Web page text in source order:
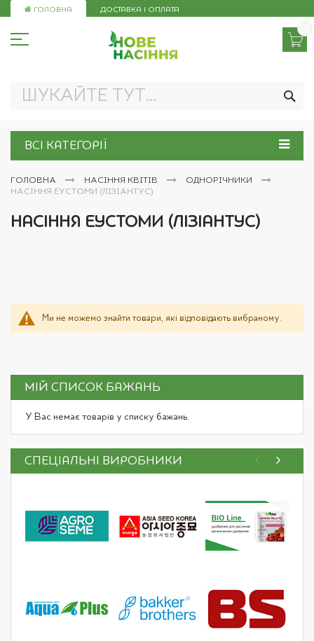
Skip
ГОЛОВНА ДОСТАВКА І ОПЛАТА
ВСІ КАТЕГОРІЇ
ГОЛОВНА НАСІННЯ КВІТІВ
ОДНОРІЧНИКИ
НАСІННЯ ЕУСТОМИ (ЛІЗІАНТУС)
НАСІННЯ ЕУСТОМИ (ЛІЗІАНТУС)
Ми не можемо знайти товари, які відповідають вибраному.
МІЙ СПИСОК БАЖАНЬ
У Вас немає товарів у списку бажань.
СПЕЦІАЛЬНІ ВИРОБНИКИ